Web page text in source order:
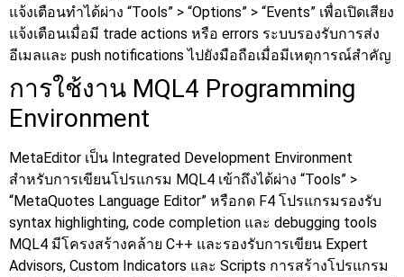
แจ้งเตือนทำได้ผ่าง “Tools” > “Options” > “Events” เพื่อเปิดเสียง
แจ้งเตือนเมื่อมี trade actions หรือ errors ระบบรองรับการส่ง
อีเมลและ push notifications ไปยังมือถือเมื่อมีเหตุการณ์สำคัญ
การใช้งาน MQL4 Programming
Environment
MetaEditor เป็น Integrated Development Environment
สำหรับการเขียนโปรแกรม MQL4 เข้าถึงได้ผ่าง “Tools” >
“MetaQuotes Language Editor” หรือกด F4 โปรแกรมรองรับ
syntax highlighting, code completion และ debugging tools
MQL4 มีโครงสร้างคล้าย C++ และรองรับการเขียน Expert
Advisors, Custom Indicators และ Scripts การสร้างโปรแกรม